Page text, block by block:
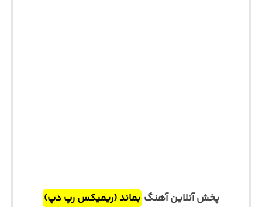
پخش آنلاین آهنگ بماند (ریمیکس رپ دپ)